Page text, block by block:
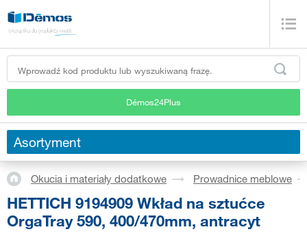
Démos24Plus
Asortyment
Okucia i materiały dodatkowe Prowadnice meblowe
HETTICH 9194909 Wkład na sztućce
OrgaTray 590, 400/470mm, antracyt